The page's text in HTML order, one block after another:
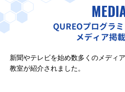
QUREOプログラ
メディア掲
新聞やテレビを始め数多くのメディ
教室が紹介されました。